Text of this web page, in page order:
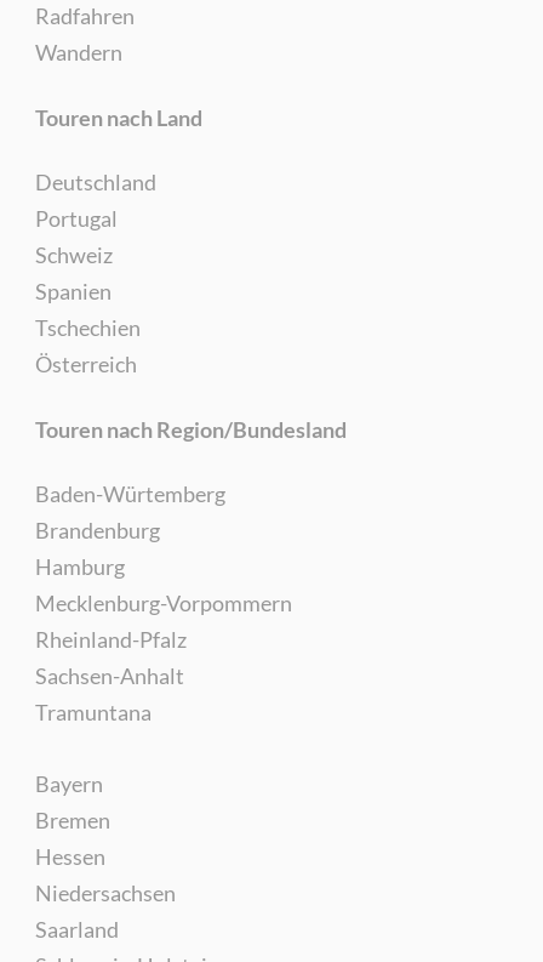
Radfahren
Wandern
Touren nach Land
Deutschland
Portugal
Schweiz
Spanien
Tschechien
Österreich
Touren nach Region/Bundesland
Baden-Würtemberg
Brandenburg
Hamburg
Mecklenburg-Vorpommern
Rheinland-Pfalz
Sachsen-Anhalt
Tramuntana
Bayern
Bremen
Hessen
Niedersachsen
Saarland